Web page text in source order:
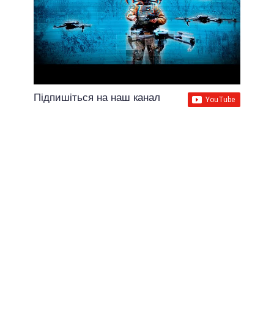
Підпишіться на наш канал